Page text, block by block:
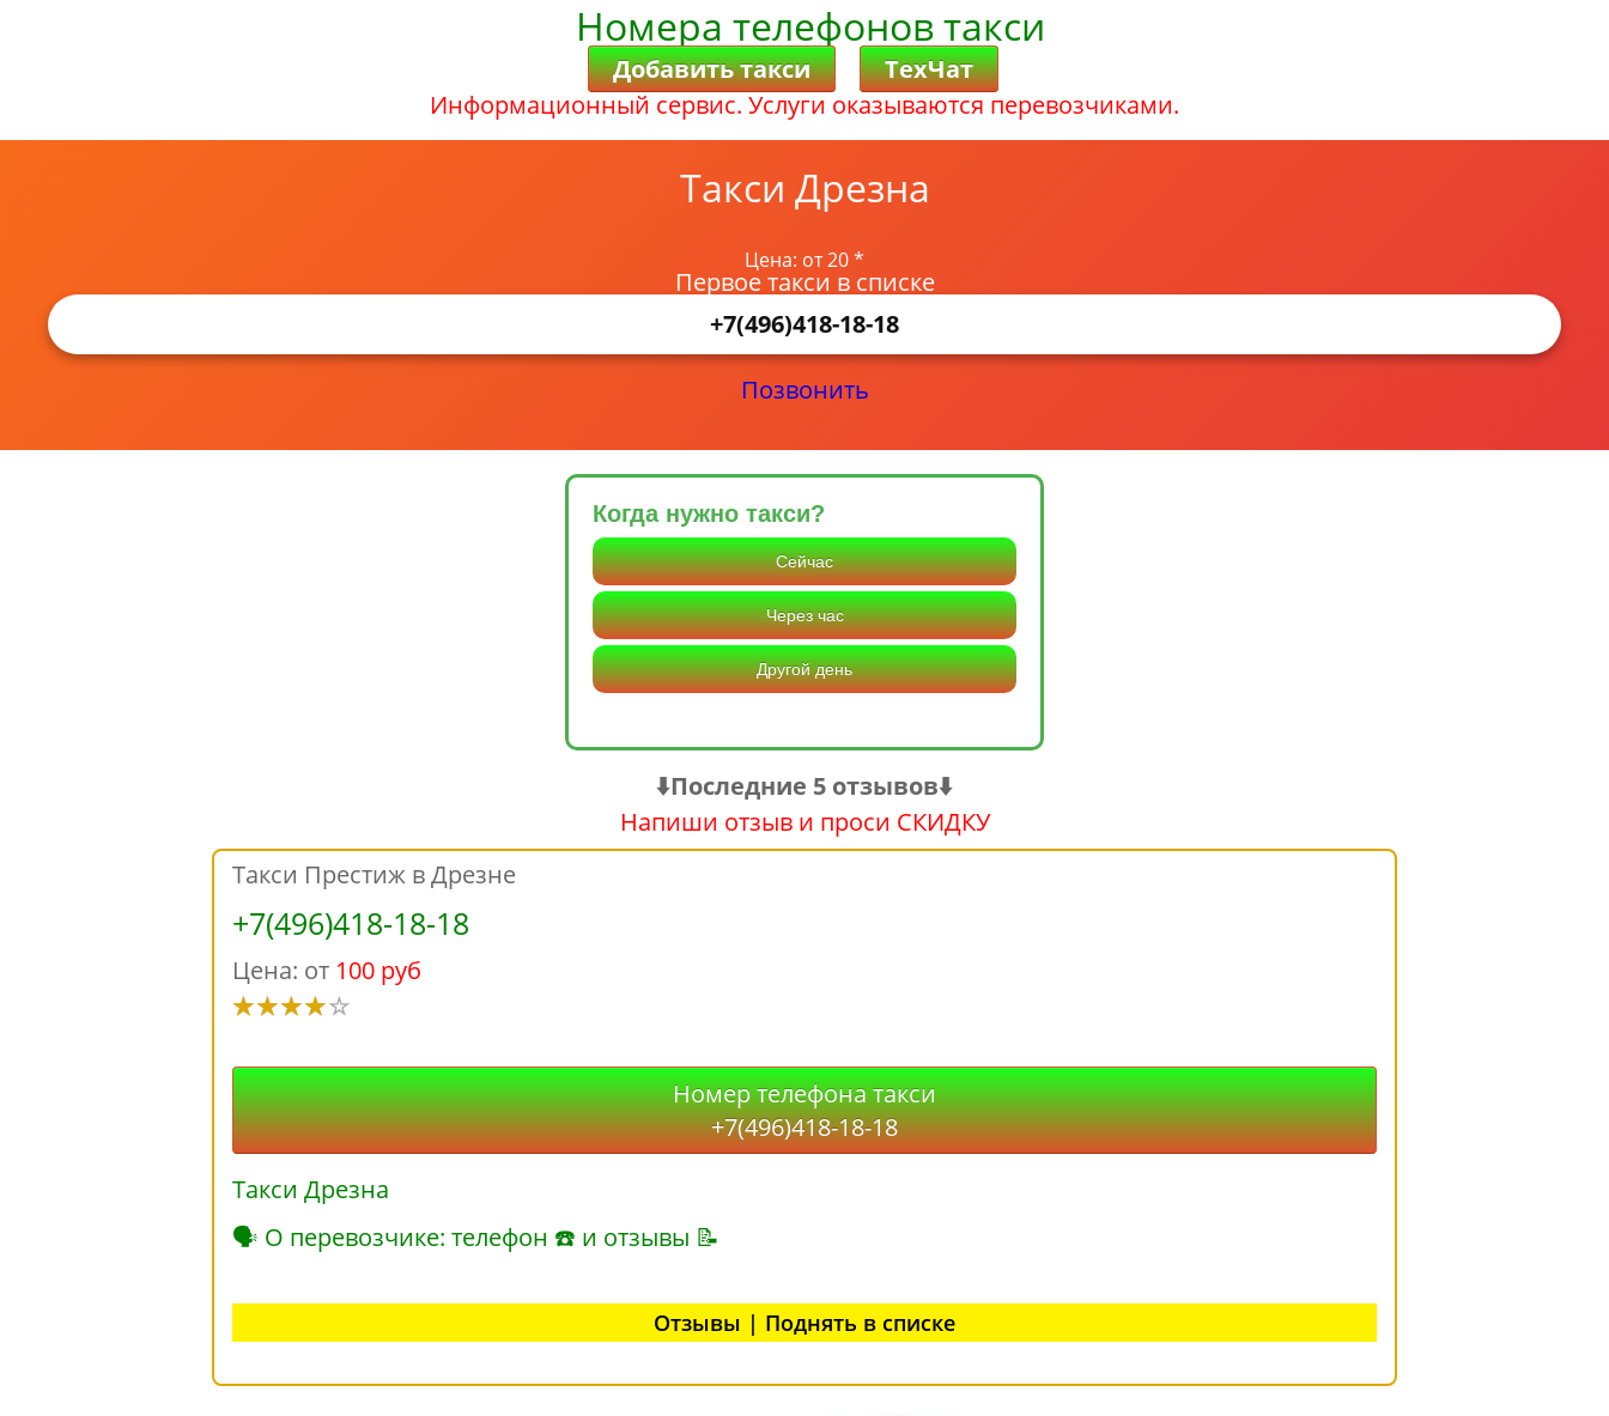
Номера телефонов такси
Добавить такси
ТехЧат
Информационный сервис. Услуги оказываются перевозчиками.
Такси Дрезна
Цена: от 20 *
Первое такси в списке
+7(496)418-18-18
Позвонить
Когда нужно такси?
Сейчас
Через час
Другой день
⬇️Последние 5 отзывов⬇️
Напиши отзыв и проси СКИДКУ
Такси Престиж в Дрезне
+7(496)418-18-18
Цена: от 100 руб
Номер телефона такси
+7(496)418-18-18
Такси Дрезна
🗣 О перевозчике: телефон ☎ и отзывы 📝
Отзывы | Поднять в списке